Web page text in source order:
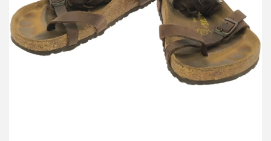
ビルケンシュトック YARA ヤラ サンダル